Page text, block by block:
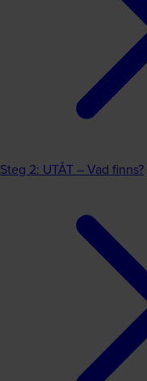
Steg 2: UTÅT – Vad finns?